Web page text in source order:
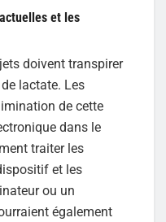
et les
doivent transpirer
lactate. Les
de cette
dans le
traiter les
et les
ou un
également